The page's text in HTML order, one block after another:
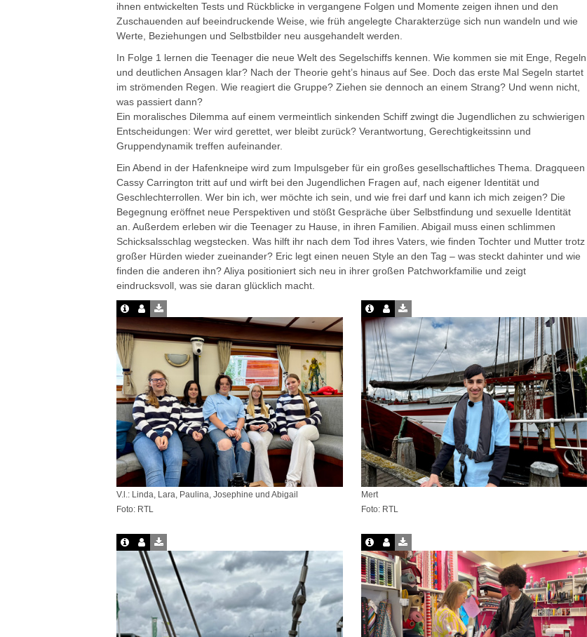
ihnen entwickelten Tests und Rückblicke in vergangene Folgen und Momente zeigen ihnen und den
Zuschauenden auf beeindruckende Weise, wie früh angelegte Charakterzüge sich nun wandeln und wie
Werte, Beziehungen und Selbstbilder neu ausgehandelt werden.
In Folge 1 lernen die Teenager die neue Welt des Segelschiffs kennen. Wie kommen sie mit Enge, Regeln
und deutlichen Ansagen klar? Nach der Theorie geht’s hinaus auf See. Doch das erste Mal Segeln startet
im strömenden Regen. Wie reagiert die Gruppe? Ziehen sie dennoch an einem Strang? Und wenn nicht,
was passiert dann?
Ein moralisches Dilemma auf einem vermeintlich sinkenden Schiff zwingt die Jugendlichen zu schwierigen
Entscheidungen: Wer wird gerettet, wer bleibt zurück? Verantwortung, Gerechtigkeitssinn und
Gruppendynamik treffen aufeinander.
Ein Abend in der Hafenkneipe wird zum Impulsgeber für ein großes gesellschaftliches Thema. Dragqueen
Cassy Carrington tritt auf und wirft bei den Jugendlichen Fragen auf, nach eigener Identität und
Geschlechterrollen. Wer bin ich, wer möchte ich sein, und wie frei darf und kann ich mich zeigen? Die
Begegnung eröffnet neue Perspektiven und stößt Gespräche über Selbstfindung und sexuelle Identität
an. Außerdem erleben wir die Teenager zu Hause, in ihren Familien. Abigail muss einen schlimmen
Schicksalsschlag wegstecken. Was hilft ihr nach dem Tod ihres Vaters, wie finden Tochter und Mutter trotz
großer Hürden wieder zueinander? Eric legt einen neuen Style an den Tag – was steckt dahinter und wie
finden die anderen ihn? Aliya positioniert sich neu in ihrer großen Patchworkfamilie und zeigt
eindrucksvoll, was sie daran glücklich macht.
V.l.: Linda, Lara, Paulina, Josephine und Abigail
Foto: RTL
Mert
Foto: RTL